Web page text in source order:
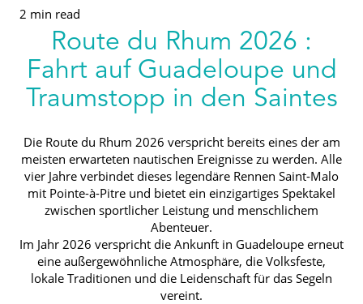
2 min read
Route du Rhum 2026 :
Fahrt auf Guadeloupe und
Traumstopp in den Saintes
Die Route du Rhum 2026 verspricht bereits eines der am
meisten erwarteten nautischen Ereignisse zu werden. Alle
vier Jahre verbindet dieses legendäre Rennen Saint-Malo
mit Pointe-à-Pitre und bietet ein einzigartiges Spektakel
zwischen sportlicher Leistung und menschlichem
Abenteuer.
Im Jahr 2026 verspricht die Ankunft in Guadeloupe erneut
eine außergewöhnliche Atmosphäre, die Volksfeste,
lokale Traditionen und die Leidenschaft für das Segeln
vereint.